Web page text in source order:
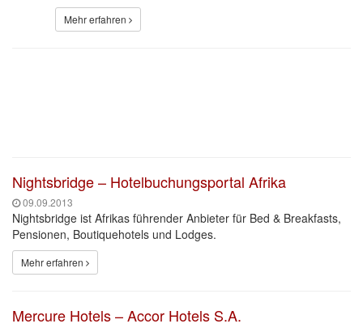
Mehr erfahren
Nightsbridge – Hotelbuchungsportal Afrika
09.09.2013
Nightsbridge ist Afrikas führender Anbieter für Bed & Breakfasts,
Pensionen, Boutiquehotels und Lodges.
Mehr erfahren
Mercure Hotels – Accor Hotels S.A.